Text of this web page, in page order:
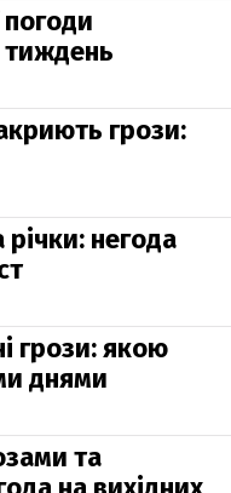
погоди
тиждень
грози:
негода
грози: якою
днями
та